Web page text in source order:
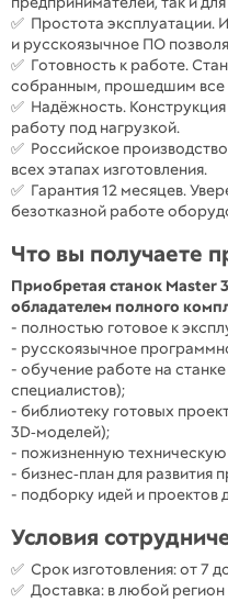
✅ Простота эксплуатации.
и русскоязычное ПО
✅ Готовность к работе.
собранным, прошедшим все
✅ Надёжность.
работу под нагрузкой.
✅ Российское
всех этапах изготовления.
✅ Гарантия 12 месяцев.
безотказной работе
Что вы получаете
Приобретая станок Master
обладателем полного
- полностью готовое к
- русскоязычное
- обучение работе на
специалистов);
- библиотеку готовых
3D‑моделей);
- пожизненную
- бизнес‑план для развития
- подборку идей и проектов
Условия
✅ Срок изготовления: от 7
✅ Доставка: в любой